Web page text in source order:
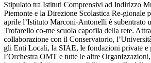
Stipulato tra Istituti Comprensivi ad Indirizzo
Piemonte e la Direzione Scolastica Re-gionale
aprile l’Istituto Marconi-Antonelli è subentrato
Trofarello co-me scuola capofila della rete.
collaborazione con il Conservatorio,
gli Enti Locali, la SIAE, le fondazioni private e
l’Orchestra OMT e tutte le altre